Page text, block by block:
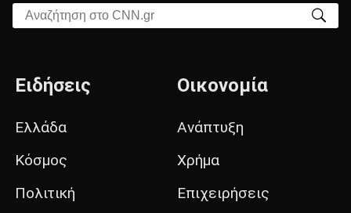
Αναζήτηση στο CNN.gr
Ειδήσεις
Ελλάδα
Κόσμος
Πολιτική
Οικονομία
Ανάπτυξη
Χρήμα
Επιχειρήσεις